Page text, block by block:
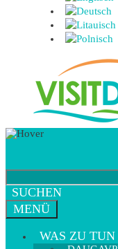
SUCHEN
MENÜ
WAS ZU